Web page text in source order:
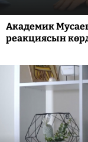
Академик
реакциясын